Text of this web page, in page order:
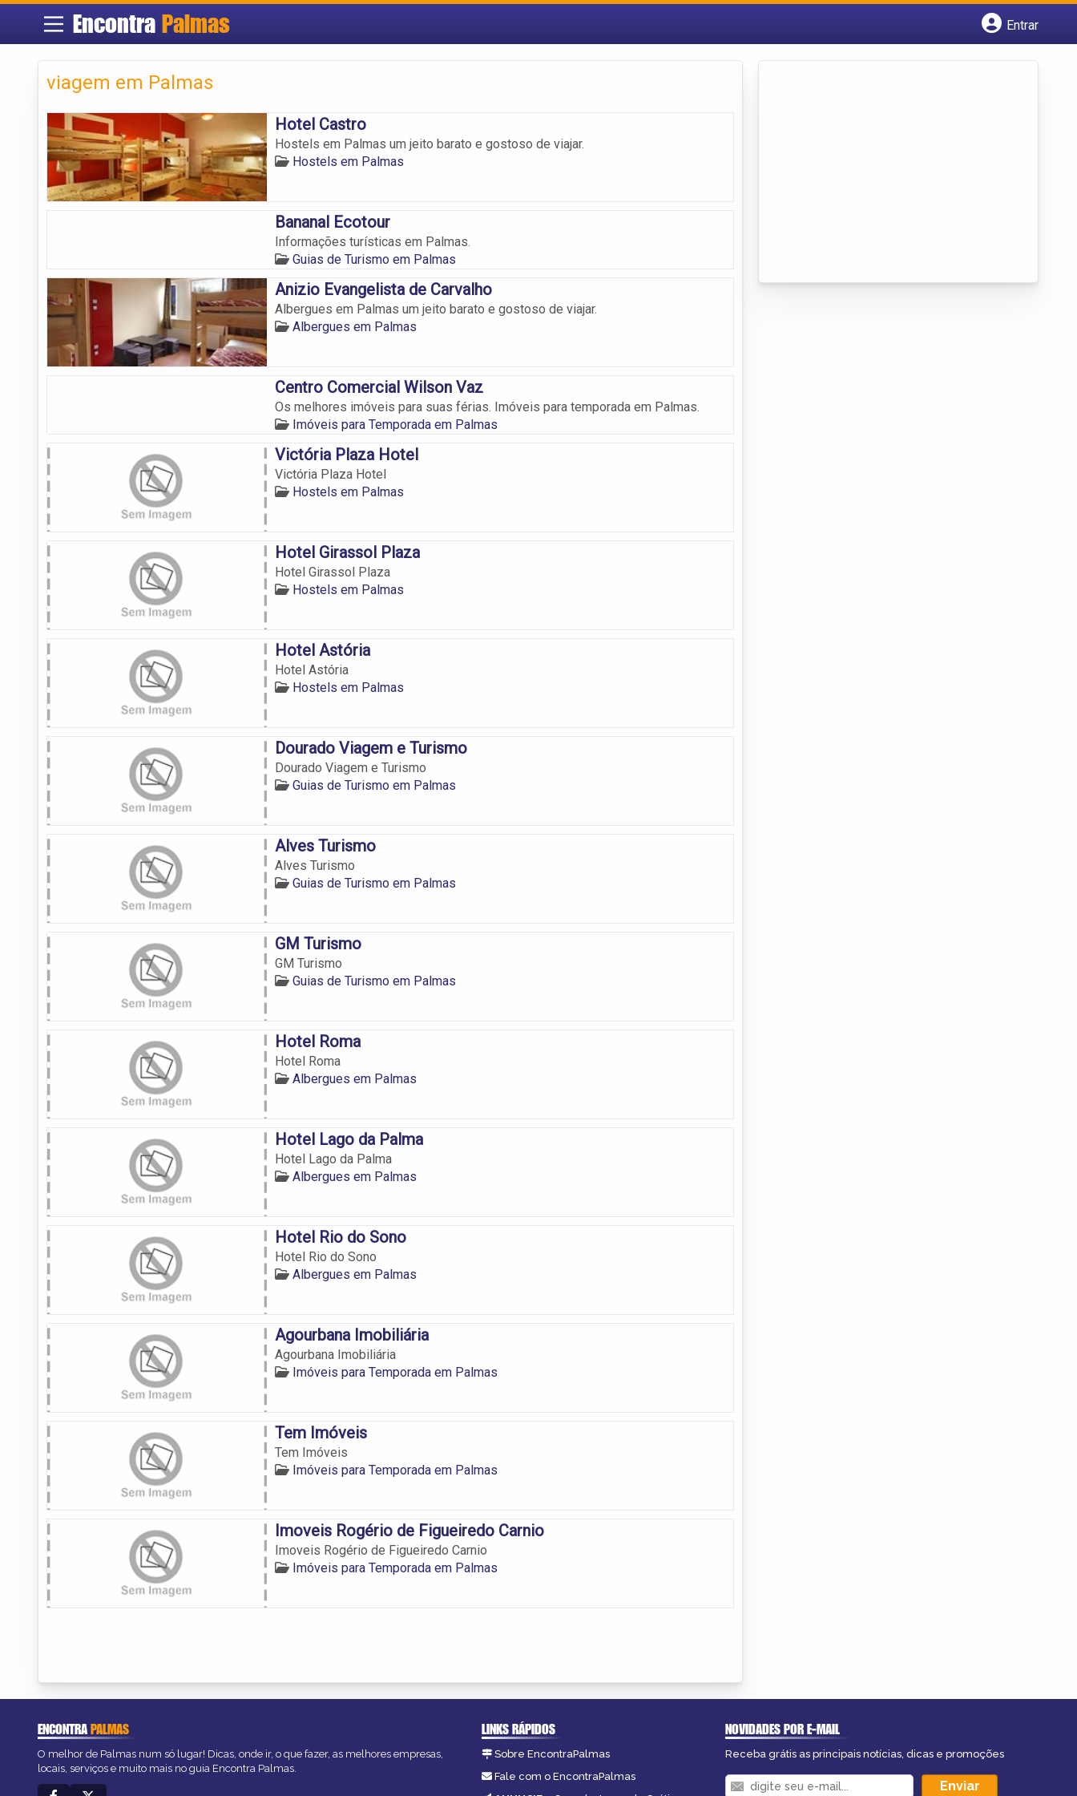
Encontra Palmas
Entrar
viagem em Palmas
Hotel Castro
Hostels em Palmas um jeito barato e gostoso de viajar.
Hostels em Palmas
Bananal Ecotour
Informações turísticas em Palmas.
Guias de Turismo em Palmas
Anizio Evangelista de Carvalho
Albergues em Palmas um jeito barato e gostoso de viajar.
Albergues em Palmas
Centro Comercial Wilson Vaz
Os melhores imóveis para suas férias. Imóveis para temporada em Palmas.
Imóveis para Temporada em Palmas
Victória Plaza Hotel
Victória Plaza Hotel
Hostels em Palmas
Hotel Girassol Plaza
Hotel Girassol Plaza
Hostels em Palmas
Hotel Astória
Hotel Astória
Hostels em Palmas
Dourado Viagem e Turismo
Dourado Viagem e Turismo
Guias de Turismo em Palmas
Alves Turismo
Alves Turismo
Guias de Turismo em Palmas
GM Turismo
GM Turismo
Guias de Turismo em Palmas
Hotel Roma
Hotel Roma
Albergues em Palmas
Hotel Lago da Palma
Hotel Lago da Palma
Albergues em Palmas
Hotel Rio do Sono
Hotel Rio do Sono
Albergues em Palmas
Agourbana Imobiliária
Agourbana Imobiliária
Imóveis para Temporada em Palmas
Tem Imóveis
Tem Imóveis
Imóveis para Temporada em Palmas
Imoveis Rogério de Figueiredo Carnio
Imoveis Rogério de Figueiredo Carnio
Imóveis para Temporada em Palmas
ENCONTRAPALMAS
O melhor de Palmas num só lugar! Dicas, onde ir, o que fazer, as melhores empresas,
locais, serviços e muito mais no guia Encontra Palmas.
LINKS RÁPIDOS
Sobre EncontraPalmas
Fale com o EncontraPalmas
NOVIDADES POR E-MAIL
Receba grátis as principais notícias, dicas e promoções